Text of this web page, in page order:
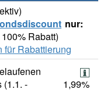
nur:
Rabatt)
für Rabattierung
(1.1. -
1,99%